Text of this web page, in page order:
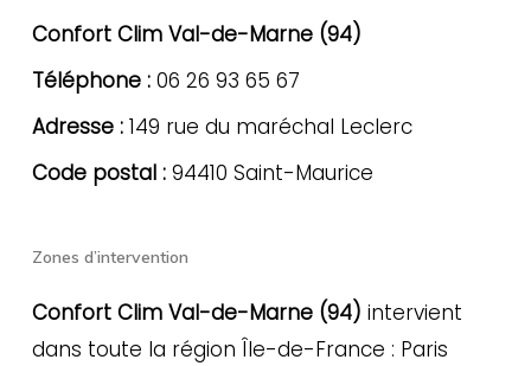
Confort Clim Val-de-Marne (94)
Téléphone :06 26 93 65 67
Adresse :149 rue du maréchal Leclerc
Code postal :94410 Saint-Maurice
Zones d’intervention
Confort Clim Val-de-Marne (94) intervient
dans toute la région Île-de-France : Paris